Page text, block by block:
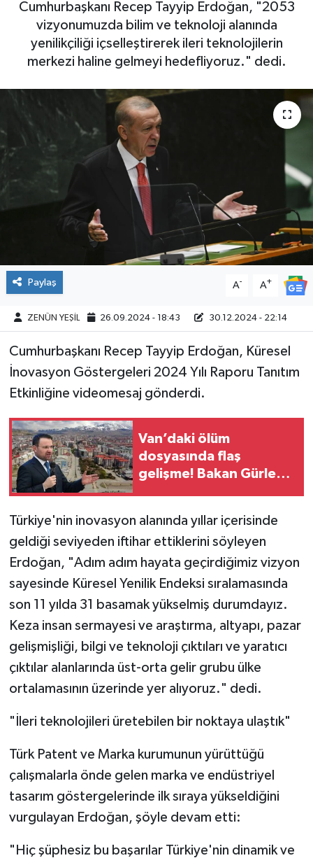
Cumhurbaşkanı Recep Tayyip Erdoğan, "2053
vizyonumuzda bilim ve teknoloji alanında
yenilikçiliği içselleştirerek ileri teknolojilerin
merkezi haline gelmeyi hedefliyoruz." dedi.
Paylaş A- A+
ZENÜN YEŞİL 26.09.2024 - 18:43 30.12.2024 - 22:14
Cumhurbaşkanı Recep Tayyip Erdoğan, Küresel
İnovasyon Göstergeleri 2024 Yılı Raporu Tanıtım
Etkinliğine videomesaj gönderdi.
Van’daki ölüm
dosyasında flaş
gelişme! Bakan Gürlek
Türkiye'nin inovasyon alanında yıllar içerisinde
geldiği seviyeden iftihar ettiklerini söyleyen
Erdoğan, "Adım adım hayata geçirdiğimiz vizyon
sayesinde Küresel Yenilik Endeksi sıralamasında
son 11 yılda 31 basamak yükselmiş durumdayız.
Keza insan sermayesi ve araştırma, altyapı, pazar
gelişmişliği, bilgi ve teknoloji çıktıları ve yaratıcı
çıktılar alanlarında üst-orta gelir grubu ülke
ortalamasının üzerinde yer alıyoruz." dedi.
"İleri teknolojileri üretebilen bir noktaya ulaştık"
Türk Patent ve Marka kurumunun yürüttüğü
çalışmalarla önde gelen marka ve endüstriyel
tasarım göstergelerinde ilk sıraya yükseldiğini
vurgulayan Erdoğan, şöyle devam etti:
"Hiç şüphesiz bu başarılar Türkiye'nin dinamik ve